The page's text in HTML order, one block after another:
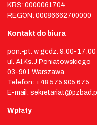
KRS: 0000061704
REGON: 00086662700000
Kontakt do biura
pon.-pt. w godz. 9:00-17:00
ul. Al.Ks.J Poniatowskiego
03-901 Warszawa
Telefon: +48 575 905 675
E-mail: sekretariat@pzbad.pl
Wpłaty